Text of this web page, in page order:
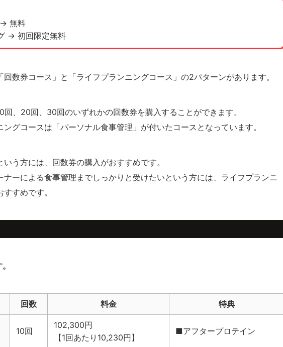
無料
→ 初回限定無料
数券コース」と「ライフプランニングコース」の2パターンがあります。
回、20回、30回のいずれかの回数券を購入することができます。
ングコースは「パーソナル食事管理」が付いたコースとなっています。
う方には、回数券の購入がおすすめです。
ナーによる食事管理までしっかりと受けたいという方には、ライフプランニ
すめです。
回数 料金 特典
10回
102,300円
【1回あたり10,230円】
■アフタープロテイン